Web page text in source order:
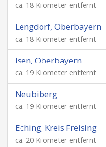
ca. 18 Kilometer entfernt
Lengdorf, Oberbayern
ca. 18 Kilometer entfernt
Isen, Oberbayern
ca. 19 Kilometer entfernt
Neubiberg
ca. 19 Kilometer entfernt
Eching, Kreis Freising
ca. 20 Kilometer entfernt